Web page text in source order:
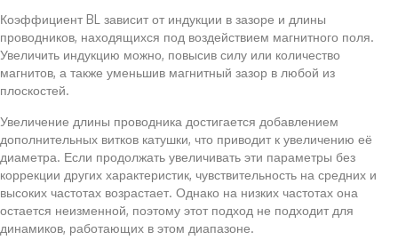
Коэффициент BL зависит от индукции в зазоре и длины
проводников, находящихся под воздействием магнитного поля.
Увеличить индукцию можно, повысив силу или количество
магнитов, а также уменьшив магнитный зазор в любой из
плоскостей.
Увеличение длины проводника достигается добавлением
дополнительных витков катушки, что приводит к увеличению её
диаметра. Если продолжать увеличивать эти параметры без
коррекции других характеристик, чувствительность на средних и
высоких частотах возрастает. Однако на низких частотах она
остается неизменной, поэтому этот подход не подходит для
динамиков, работающих в этом диапазоне.